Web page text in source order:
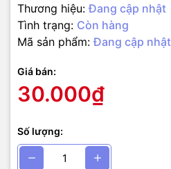
Thương hiệu: Đang cập nhật
Tình trạng: Còn hàng
Mã sản phẩm: Đang cập nhật
Giá bán:
30.000₫
Số lượng: